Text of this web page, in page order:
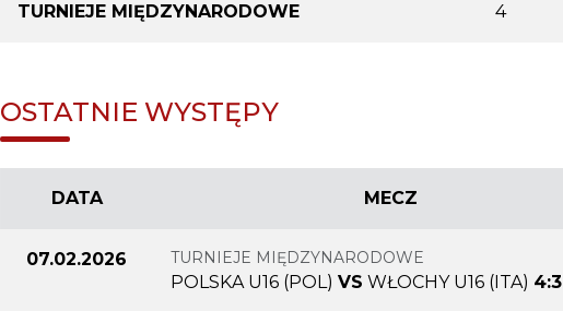
TURNIEJE MIĘDZYNARODOWE 4
OSTATNIE WYSTĘPY
DATA MECZ
07.02.2026 TURNIEJE MIĘDZYNARODOWE
POLSKA U16 (POL) VS WŁOCHY U16 (ITA) 4:3